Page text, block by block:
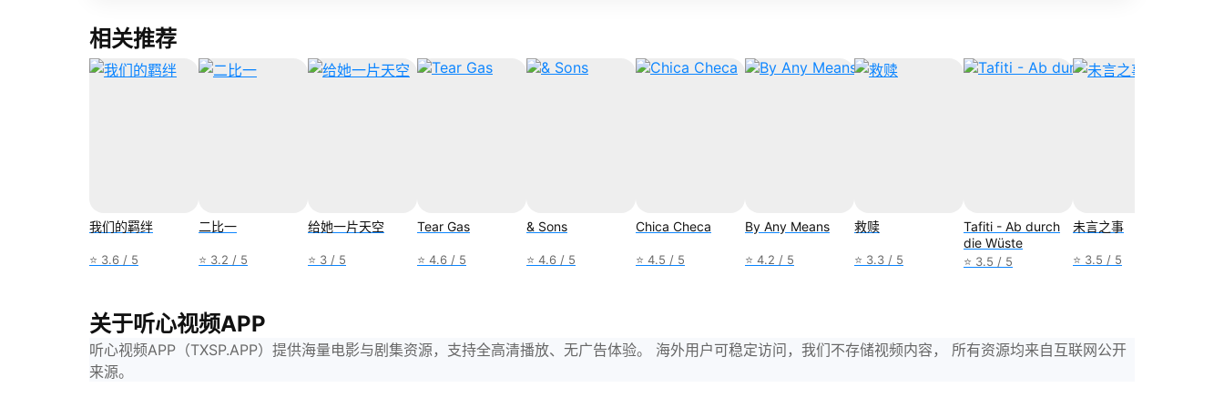
相关推荐
我们的羁绊
⭐ 3.6 / 5
二比一
⭐ 3.2 / 5
给她一片天空
⭐ 3 / 5
Tear Gas
⭐ 4.6 / 5
& Sons
⭐ 4.6 / 5
Chica Checa
⭐ 4.5 / 5
By Any Means
⭐ 4.2 / 5
救赎
⭐ 3.3 / 5
Tafiti - Ab durch
die Wüste
⭐ 3.5 / 5
未言之事
⭐ 3.5 / 5
关于听心视频APP
听心视频APP（TXSP.APP）提供海量电影与剧集资源，支持全高清播放、无广告体验。 海外用户可稳定访问，我们不存储视频内容， 所有资源均来自互联网公开
来源。